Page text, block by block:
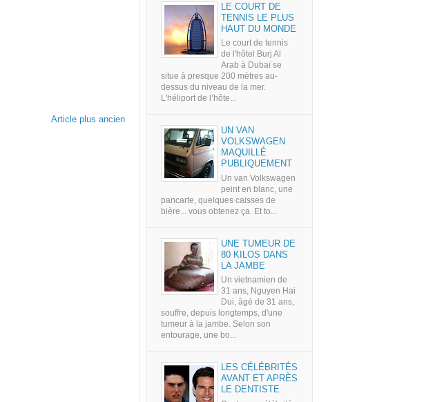
Article plus ancien
LE COURT DE
TENNIS LE PLUS
HAUT DU MONDE
Le court de tennis
de l'hôtel Burj Al
Arab à Dubaï se
situe à presque 200 mètres au-
dessus du niveau de la mer.
L'héliport de l’hôte...
UN VAN
VOLKSWAGEN
MAQUILLÉ
PUBLIQUEMENT
Un van Volkswagen
peint en blanc, une
pancarte, quelques caisses de
bière... vous obtenez ça. Et to...
UNE TUMEUR DE
80 KILOS DANS
LA JAMBE
Un vietnamien de
31 ans, Nguyen Hai
Dui, âgé de 31 ans,
souffre, depuis longtemps, d'une
tumeur à la jambe. Selon son
entourage, une bo...
LES CÉLÉBRITÉS
AVANT ET APRÈS
LE DENTISTE